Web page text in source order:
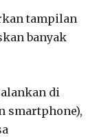
tampilan
banyak
di
smartphone),